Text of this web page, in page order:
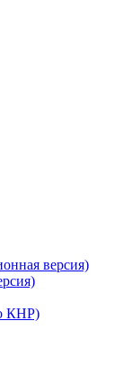
версия)
КНР)